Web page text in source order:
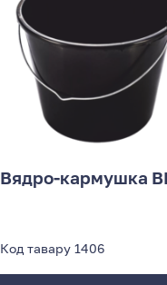
Вядро-кармушка
Код тавару 1406